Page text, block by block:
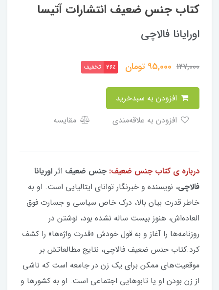
کتاب جنس‌ ضعیف انتشارات‌ آتیسا
اورایانا فالاچی
127,000
95,000 تومان 26٪ تخفیف
مقایسه
درباره ی کتاب جنس ضعیف: جنس ضعیف اثر اوریانا
فالاچی، نویسنده و خبرنگار توانای ایتالیایی است. او به
خاطر قدرت بیان بالا، درک خاص سیاسی و جسارت فوق
العاده‌اش، هنوز بیست ساله نشده بود، نوشتن در
روزنامه‌ها را آغاز و به قول خودش «قدرت واژه‌ها» را کشف
کرد.کتاب جنس ضعیف فالاچی، نتایج مطالعاتش بر
موقعیت‌های ممکن برای یک زن در جامعه است که ناشی
از زن بودن او یا تابوهایی اجتماعی است. او به کشورها و